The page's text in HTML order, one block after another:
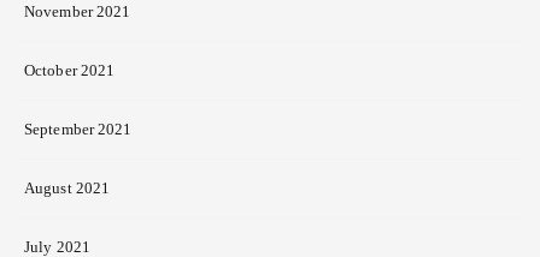
November 2021
October 2021
September 2021
August 2021
July 2021